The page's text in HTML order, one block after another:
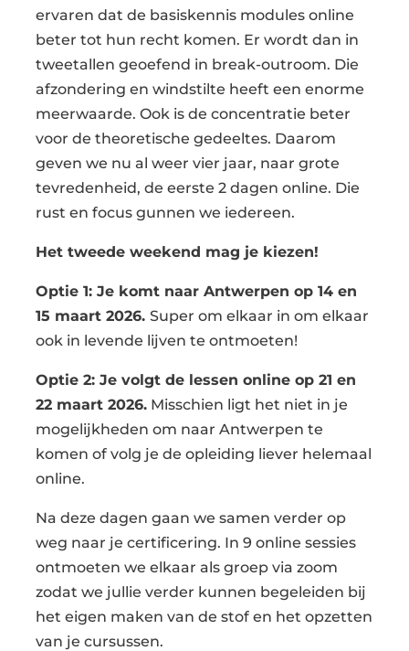
ervaren dat de basiskennis modules online
beter tot hun recht komen. Er wordt dan in
tweetallen geoefend in break-outroom. Die
afzondering en windstilte heeft een enorme
meerwaarde. Ook is de concentratie beter
voor de theoretische gedeeltes. Daarom
geven we nu al weer vier jaar, naar grote
tevredenheid, de eerste 2 dagen online. Die
rust en focus gunnen we iedereen.
Het tweede weekend mag je kiezen!
Optie 1: Je komt naar Antwerpen op 14 en
15 maart 2026. Super om elkaar in om elkaar
ook in levende lijven te ontmoeten!
Optie 2: Je volgt de lessen online op 21 en
22 maart 2026. Misschien ligt het niet in je
mogelijkheden om naar Antwerpen te
komen of volg je de opleiding liever helemaal
online.
Na deze dagen gaan we samen verder op
weg naar je certificering. In 9 online sessies
ontmoeten we elkaar als groep via zoom
zodat we jullie verder kunnen begeleiden bij
het eigen maken van de stof en het opzetten
van je cursussen.